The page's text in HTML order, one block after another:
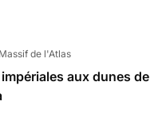
de l'Atlas
aux dunes de